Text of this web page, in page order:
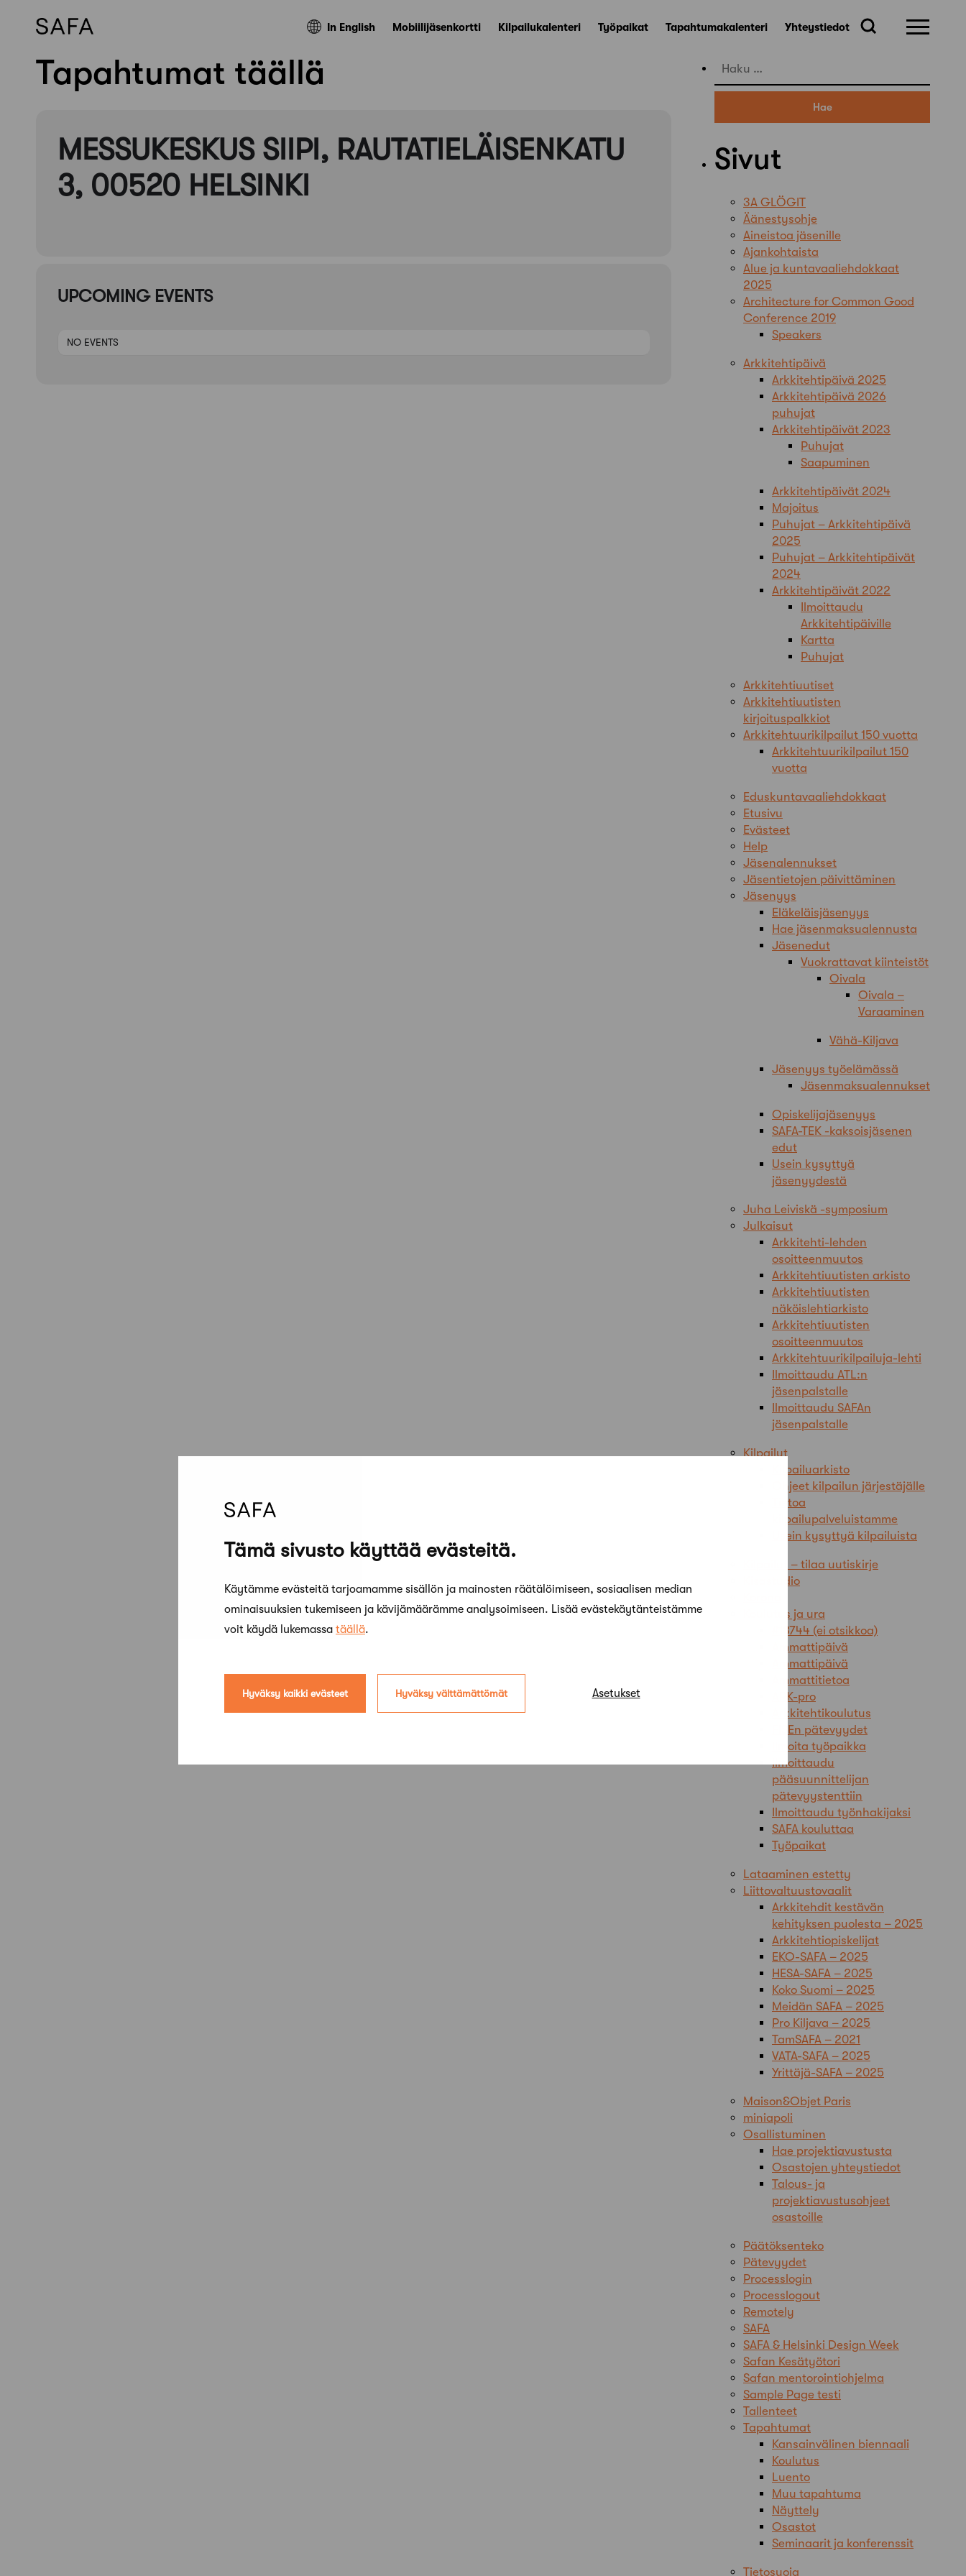
Tämä sivusto käyttää evästeitä.
Käytämme evästeitä tarjoamamme sisällön ja mainosten räätälöimiseen, sosiaalisen median
ominaisuuksien tukemiseen ja kävijämäärämme analysoimiseen. Lisää evästekäytänteistämme
voit käydä lukemassa täällä.
Hyväksy kaikki evästeet Hyväksy välttämättömät Asetukset
In English Mobiilijäsenkortti Kilpailukalenteri Työpaikat Tapahtumakalenteri Yhteystiedot
Tapahtumat täällä
MESSUKESKUS SIIPI, RAUTATIELÄISENKATU
3, 00520 HELSINKI
UPCOMING EVENTS
NO EVENTS
Haku:
Sivut
3A GLÖGIT
Äänestysohje
Aineistoa jäsenille
Ajankohtaista
Alue ja kuntavaaliehdokkaat
2025
Architecture for Common Good
Conference 2019
Speakers
Arkkitehtipäivä
Arkkitehtipäivä 2025
Arkkitehtipäivä 2026
puhujat
Arkkitehtipäivät 2023
Puhujat
Saapuminen
Arkkitehtipäivät 2024
Majoitus
Puhujat – Arkkitehtipäivä
2025
Puhujat – Arkkitehtipäivät
2024
Arkkitehtipäivät 2022
Ilmoittaudu
Arkkitehtipäiville
Kartta
Puhujat
Arkkitehtiuutiset
Arkkitehtiuutisten
kirjoituspalkkiot
Arkkitehtuurikilpailut 150 vuotta
Arkkitehtuurikilpailut 150
vuotta
Eduskuntavaaliehdokkaat
Etusivu
Evästeet
Help
Jäsenalennukset
Jäsentietojen päivittäminen
Jäsenyys
Eläkeläisjäsenyys
Hae jäsenmaksualennusta
Jäsenedut
Vuokrattavat kiinteistöt
Oivala
Oivala –
Varaaminen
Vähä-Kiljava
Jäsenyys työelämässä
Jäsenmaksualennukset
Opiskelijajäsenyys
SAFA-TEK -kaksoisjäsenen
edut
Usein kysyttyä
jäsenyydestä
Juha Leiviskä -symposium
Julkaisut
Arkkitehti-lehden
osoitteenmuutos
Arkkitehtiuutisten arkisto
Arkkitehtiuutisten
näköislehtiarkisto
Arkkitehtiuutisten
osoitteenmuutos
Arkkitehtuurikilpailuja-lehti
Ilmoittaudu ATL:n
jäsenpalstalle
Ilmoittaudu SAFAn
jäsenpalstalle
Kilpailut
Kilpailuarkisto
Ohjeet kilpailun järjestäjälle
Tietoa
kilpailupalveluistamme
Usein kysyttyä kilpailuista
Kilpailut – tilaa uutiskirje
Kisastudio
Koulutus ja ura
#18744 (ei otsikkoa)
Ammattipäivä
Ammattipäivä
Ammattitietoa
ARK-pro
Arkkitehtikoulutus
FISEn pätevyydet
Ilmoita työpaikka
Ilmoittaudu
pääsuunnittelijan
pätevyystenttiin
Ilmoittaudu työnhakijaksi
SAFA kouluttaa
Työpaikat
Lataaminen estetty
Liittovaltuustovaalit
Arkkitehdit kestävän
kehityksen puolesta – 2025
Arkkitehtiopiskelijat
EKO-SAFA – 2025
HESA-SAFA – 2025
Koko Suomi – 2025
Meidän SAFA – 2025
Pro Kiljava – 2025
TamSAFA – 2021
VATA-SAFA – 2025
Yrittäjä-SAFA – 2025
Maison&Objet Paris
miniapoli
Osallistuminen
Hae projektiavustusta
Osastojen yhteystiedot
Talous- ja
projektiavustusohjeet
osastoille
Päätöksenteko
Pätevyydet
Processlogin
Processlogout
Remotely
SAFA
SAFA & Helsinki Design Week
Safan Kesätyötori
Safan mentorointiohjelma
Sample Page testi
Tallenteet
Tapahtumat
Kansainvälinen biennaali
Koulutus
Luento
Muu tapahtuma
Näyttely
Osastot
Seminaarit ja konferenssit
Tietosuoja